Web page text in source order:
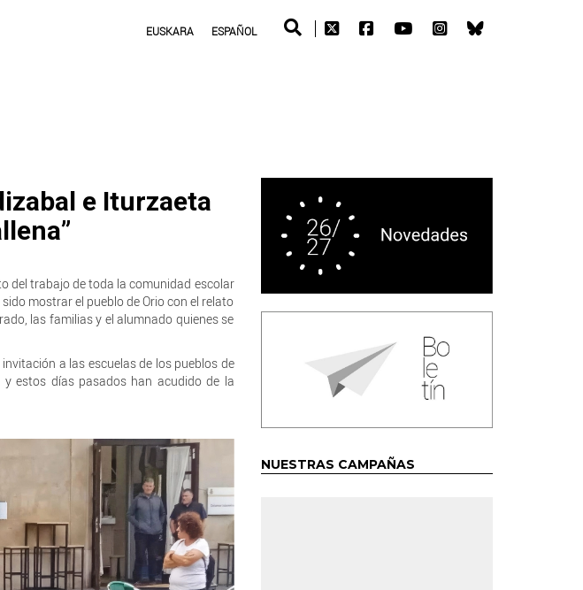
EUSKARA ESPAÑOL
e Iturzaeta
del trabajo de toda la comunidad escolar
mostrar el pueblo de Orio con el relato
las familias y el alumnado quienes se
a las escuelas de los pueblos de
estos días pasados han acudido de la
NUESTRAS CAMPAÑAS